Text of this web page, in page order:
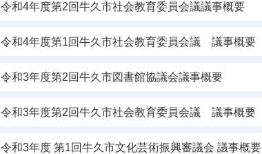
令和4年度第2回牛久市社会教育委員会議議事概要
令和4年度第1回牛久市社会教育委員会議 議事概要
令和3年度第2回牛久市図書館協議会議事概要
令和3年度第2回牛久市社会教育委員会議 議事概要
令和3年度 第1回牛久市文化芸術振興審議会 議事概要